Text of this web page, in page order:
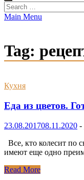
Search
for:
Main Menu
Tag:
Кухня
Еда из цветов.
23.08.201708.11.2020 -
Все, кто колесит по
имеют еще одно
Еда
Read More